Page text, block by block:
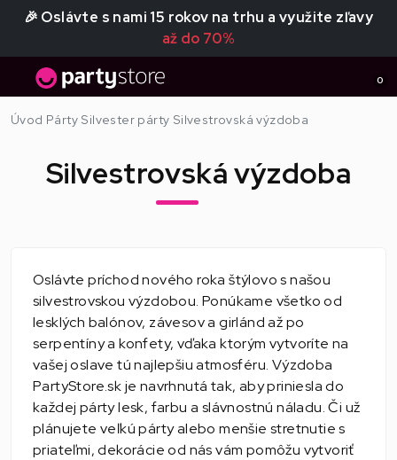
🎉 Oslávte s nami 15 rokov na trhu a využite zľavy
až do 70%
0
Úvod Párty Silvester párty Silvestrovská výzdoba
Silvestrovská výzdoba
Oslávte príchod nového roka štýlovo s našou
silvestrovskou výzdobou. Ponúkame všetko od
lesklých balónov, závesov a girlánd až po
serpentíny a konfety, vďaka ktorým vytvoríte na
vašej oslave tú najlepšiu atmosféru. Výzdoba
PartyStore.sk je navrhnutá tak, aby priniesla do
každej párty lesk, farbu a slávnostnú náladu. Či už
plánujete veľkú párty alebo menšie stretnutie s
priateľmi, dekorácie od nás vám pomôžu vytvoriť